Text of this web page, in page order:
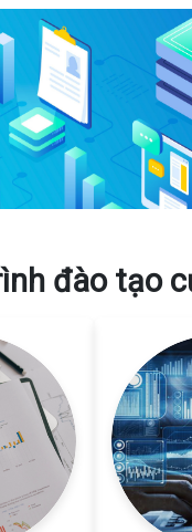
đào tạo